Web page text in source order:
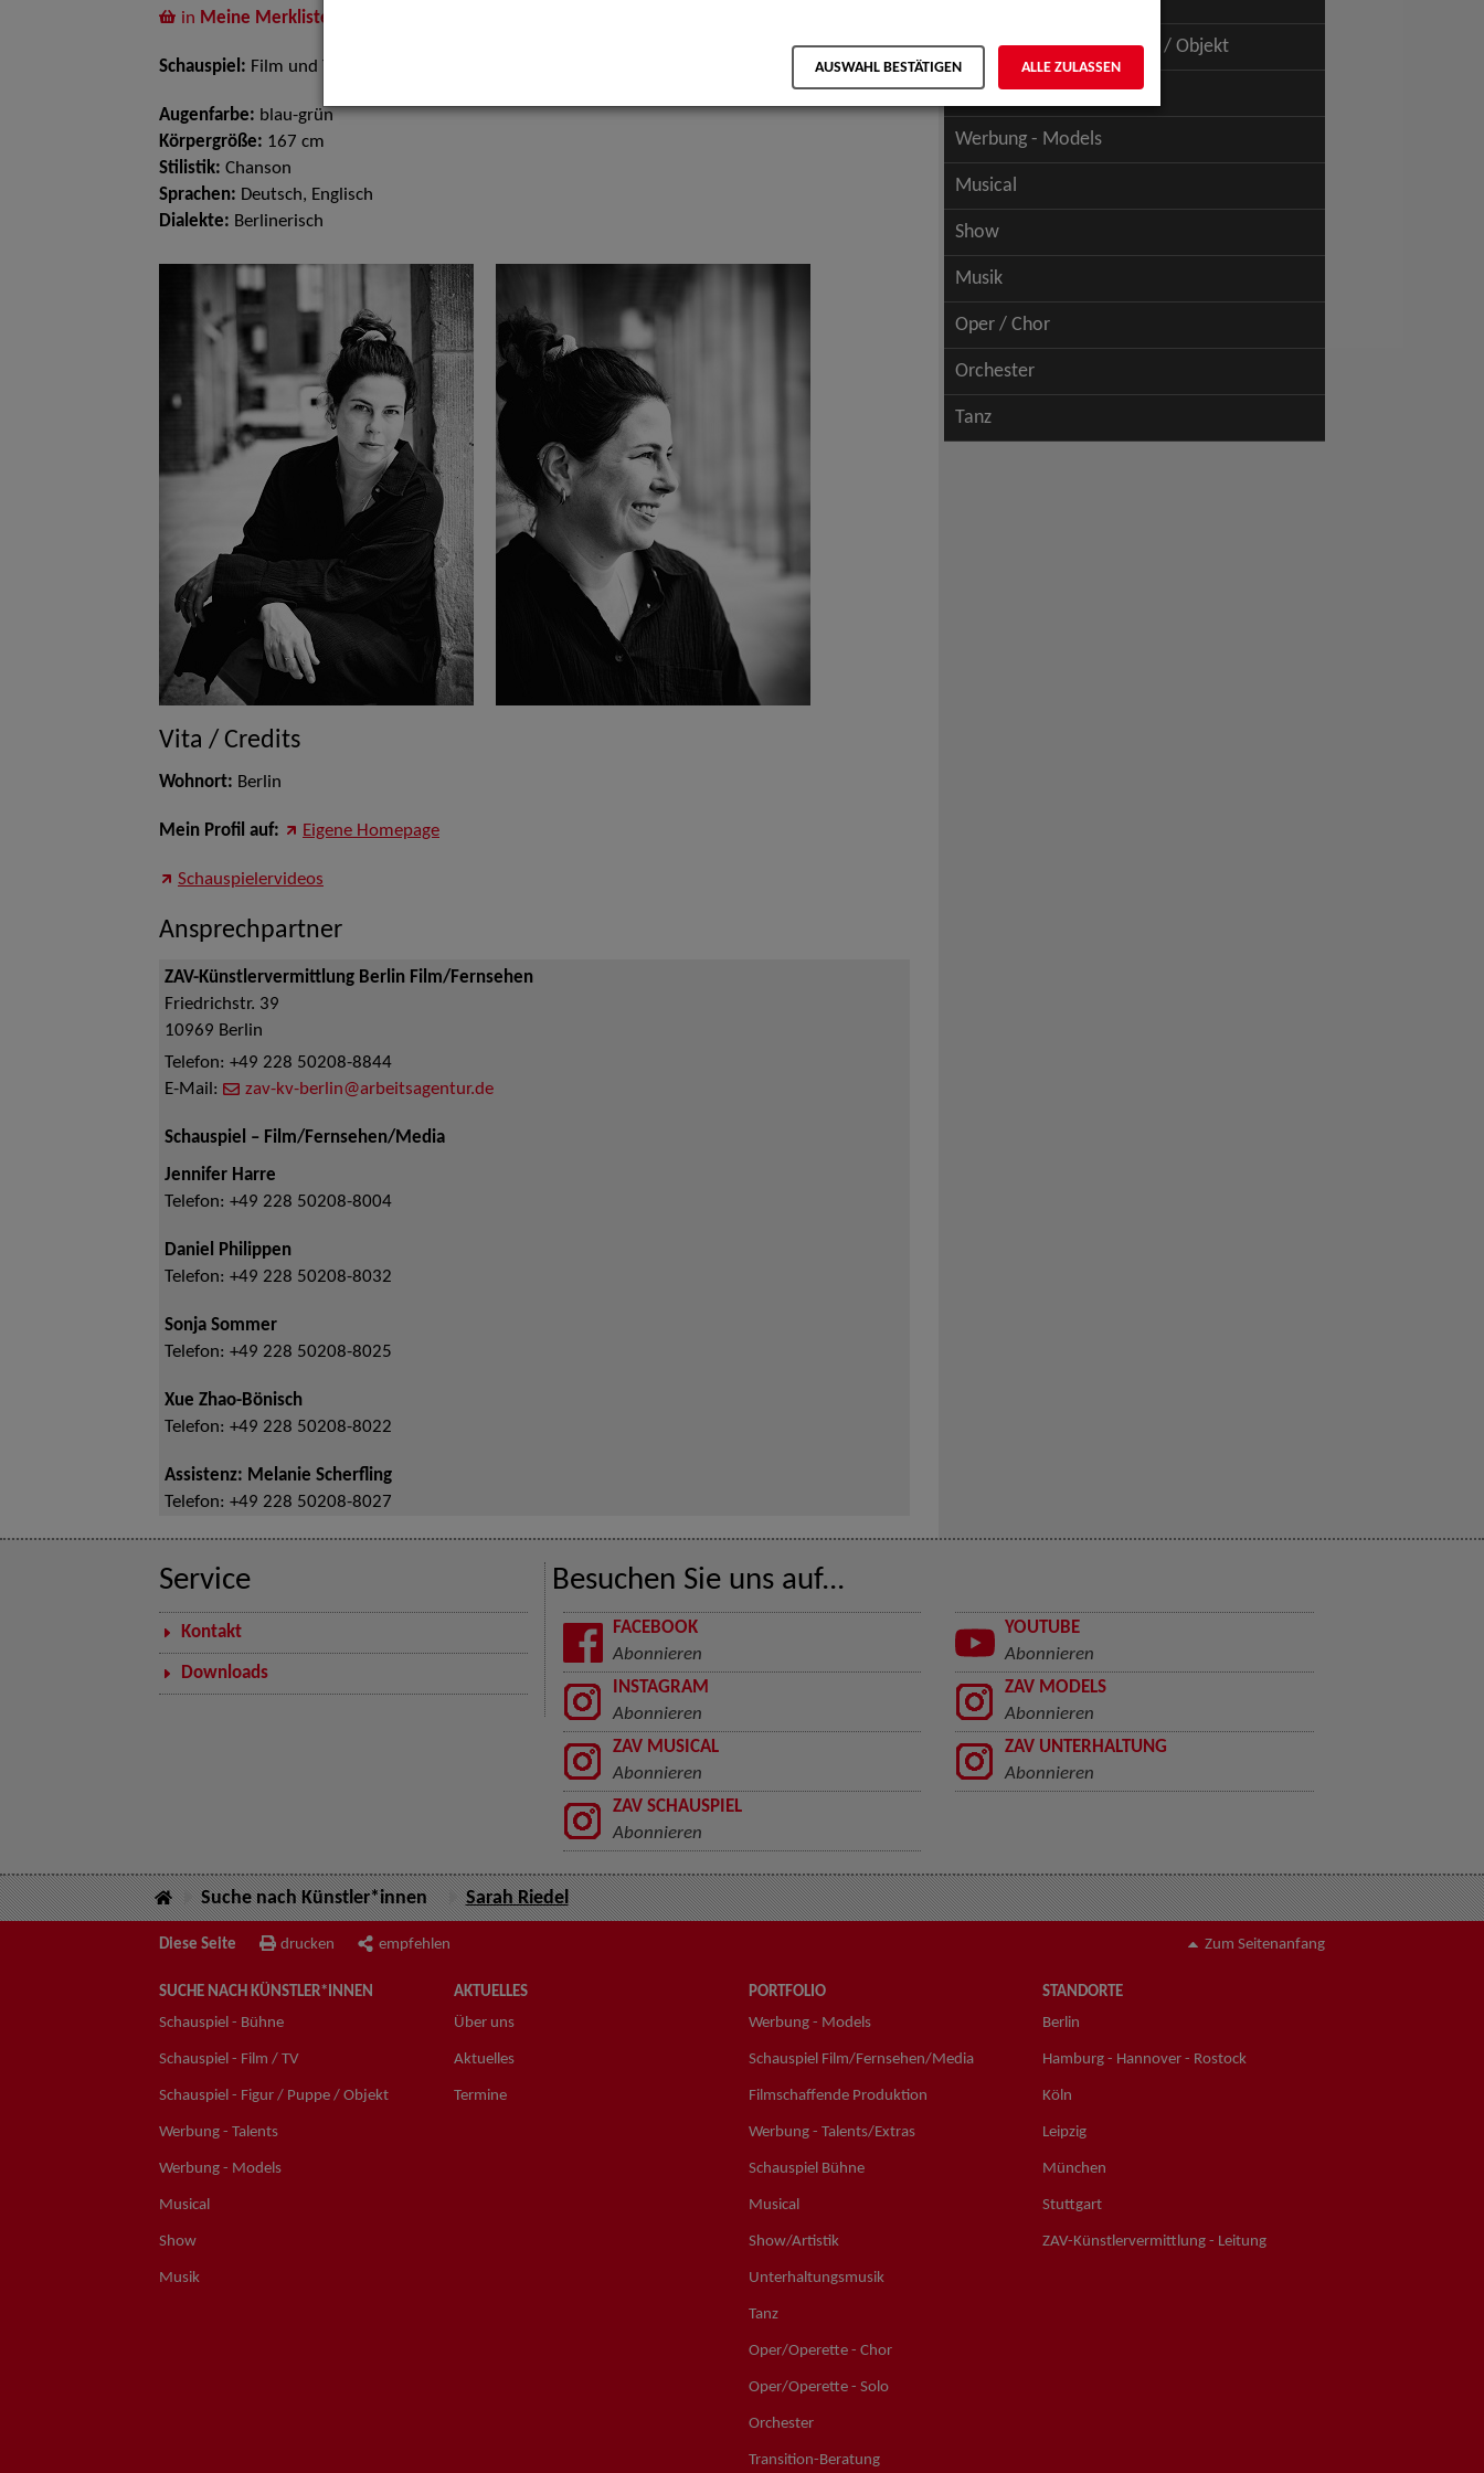
in Meine Merkliste
Schauspiel: Film und TV
Augenfarbe: blau-grün
Körpergröße: 167 cm
Stilistik: Chanson
Sprachen: Deutsch, Englisch
Dialekte: Berlinerisch
Vita / Credits
Wohnort: Berlin
Mein Profil auf: Eigene Homepage
Schauspielervideos
Ansprechpartner
ZAV-Künstlervermittlung Berlin Film/Fernsehen
Friedrichstr. 39
10969 Berlin
Telefon: +49 228 50208-8844
E-Mail:
zav-kv-berlin@arbeitsagentur.de
Schauspiel – Film/Fernsehen/Media
Jennifer Harre
Telefon: +49 228 50208-8004
Daniel Philippen
Telefon: +49 228 50208-8032
Sonja Sommer
Telefon: +49 228 50208-8025
Xue Zhao-Bönisch
Telefon: +49 228 50208-8022
Assistenz: Melanie Scherfling
Telefon: +49 228 50208-8027
Schauspiel - Figur / Puppe / Objekt
Werbung - Talents
Werbung - Models
Musical
Show
Musik
Oper / Chor
Orchester
Tanz
Service
Kontakt
Downloads
Besuchen Sie uns auf...
FACEBOOK
Abonnieren
YOUTUBE
Abonnieren
INSTAGRAM
Abonnieren
ZAV MODELS
Abonnieren
ZAV MUSICAL
Abonnieren
ZAV UNTERHALTUNG
Abonnieren
ZAV SCHAUSPIEL
Abonnieren
Suche nach Künstler*innen Sarah Riedel
Diese Seite drucken empfehlen Zum Seitenanfang
SUCHE NACH KÜNSTLER*INNEN
Schauspiel - Bühne
Schauspiel - Film / TV
Schauspiel - Figur / Puppe / Objekt
Werbung - Talents
Werbung - Models
Musical
Show
Musik
AKTUELLES
Über uns
Aktuelles
Termine
PORTFOLIO
Werbung - Models
Schauspiel Film/Fernsehen/Media
Filmschaffende Produktion
Werbung - Talents/Extras
Schauspiel Bühne
Musical
Show/Artistik
Unterhaltungsmusik
Tanz
Oper/Operette - Chor
Oper/Operette - Solo
Orchester
Transition-Beratung
STANDORTE
Berlin
Hamburg - Hannover - Rostock
Köln
Leipzig
München
Stuttgart
ZAV-Künstlervermittlung - Leitung
AUSWAHL BESTÄTIGEN ALLE ZULASSEN